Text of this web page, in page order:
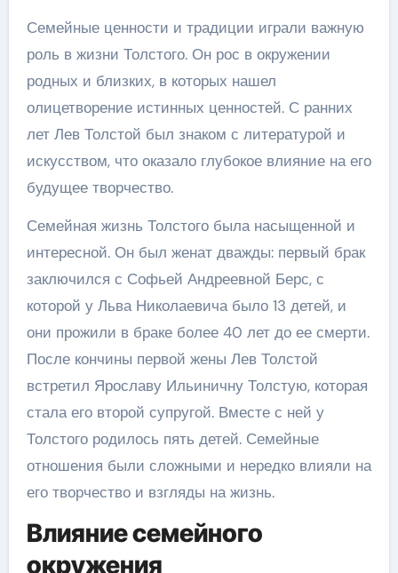
Семейные ценности и традиции играли важную
роль в жизни Толстого. Он рос в окружении
родных и близких, в которых нашел
олицетворение истинных ценностей. С ранних
лет Лев Толстой был знаком с литературой и
искусством, что оказало глубокое влияние на его
будущее творчество.
Семейная жизнь Толстого была насыщенной и
интересной. Он был женат дважды: первый брак
заключился с Софьей Андреевной Берс, с
которой у Льва Николаевича было 13 детей, и
они прожили в браке более 40 лет до ее смерти.
После кончины первой жены Лев Толстой
встретил Ярославу Ильиничну Толстую, которая
стала его второй супругой. Вместе с ней у
Толстого родилось пять детей. Семейные
отношения были сложными и нередко влияли на
его творчество и взгляды на жизнь.
Влияние семейного
окружения